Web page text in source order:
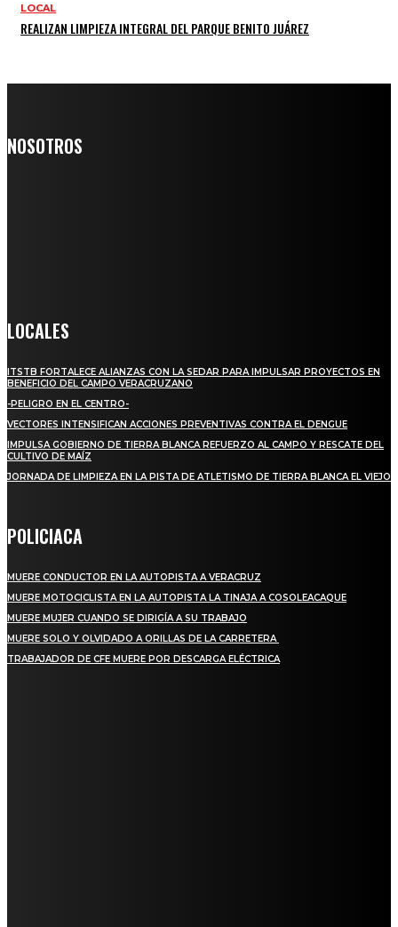
LOCAL
REALIZAN LIMPIEZA INTEGRAL DEL PARQUE BENITO JUÁREZ
NOSOTROS
LOCALES
ITSTB FORTALECE ALIANZAS CON LA SEDAR PARA IMPULSAR PROYECTOS EN
BENEFICIO DEL CAMPO VERACRUZANO
-PELIGRO EN EL CENTRO-
VECTORES INTENSIFICAN ACCIONES PREVENTIVAS CONTRA EL DENGUE
IMPULSA GOBIERNO DE TIERRA BLANCA REFUERZO AL CAMPO Y RESCATE DEL
CULTIVO DE MAÍZ
JORNADA DE LIMPIEZA EN LA PISTA DE ATLETISMO DE TIERRA BLANCA EL VIEJO
POLICIACA
MUERE CONDUCTOR EN LA AUTOPISTA A VERACRUZ
MUERE MOTOCICLISTA EN LA AUTOPISTA LA TINAJA A COSOLEACAQUE
MUERE MUJER CUANDO SE DIRIGÍA A SU TRABAJO
MUERE SOLO Y OLVIDADO A ORILLAS DE LA CARRETERA
TRABAJADOR DE CFE MUERE POR DESCARGA ELÉCTRICA